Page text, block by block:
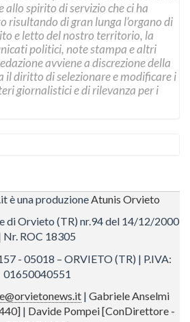
spirito di servizio che ci ha
risultando di gran lunga l’organo di
e letto del nostro territorio, la
politici, note stampa e altri
avviene a discrezione della
il diritto di selezionare e modificare i
giornalistici e di rilevanza per i
è una produzione Atunis Orvieto
di Orvieto (TR) nr.94 del 14/12/2000
Nr. ROC 18305
- 05018 – ORVIETO (TR) | P.IVA:
01650040551
| Gabriele Anselmi
| Davide Pompei [ConDirettore -